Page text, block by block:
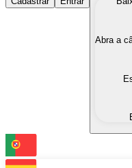
Compre as
Converta suas
Troque uma
Abra a